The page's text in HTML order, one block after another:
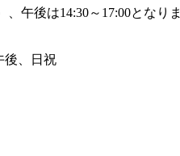
午後は14:30～17:00となりま
後、日祝